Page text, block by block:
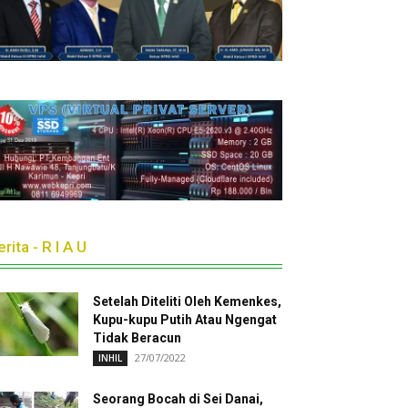
- R I A U
Setelah Diteliti Oleh Kemenkes,
Kupu-kupu Putih Atau Ngengat
Tidak Beracun
INHIL 27/07/2022
Seorang Bocah di Sei Danai,